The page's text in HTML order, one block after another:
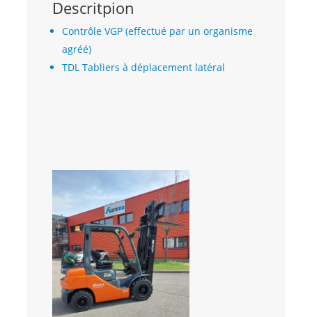
Descritpion
Contrôle VGP (effectué par un organisme
agréé)
TDL Tabliers à déplacement latéral